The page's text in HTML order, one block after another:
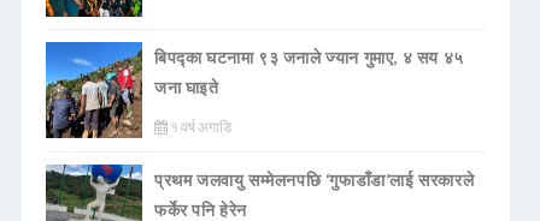
बिपद्का घटनामा ९३ जनाले ज्यान गुमाए, ४ सय ४५
जना घाइते
१ वर्ष अगाडि
प्रथम जलवायु सम्मेलनपछि ‘गुफाडाँडा’लाई सरकारले
फर्केर पनि हेरेन